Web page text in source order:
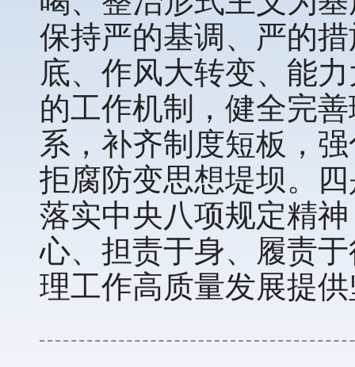
保持严的基调、严的
底、作风大转变、能
的工作机制，健全完
系，补齐制度短板，
拒腐防变思想堤坝。
落实中央八项规定精
心、担责于身、履责
理工作高质量发展提